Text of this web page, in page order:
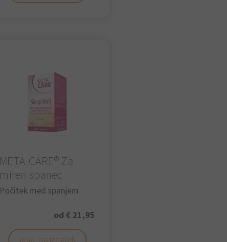
META-CARE® Za
miren spanec
Počitek med spanjem
od € 21,95